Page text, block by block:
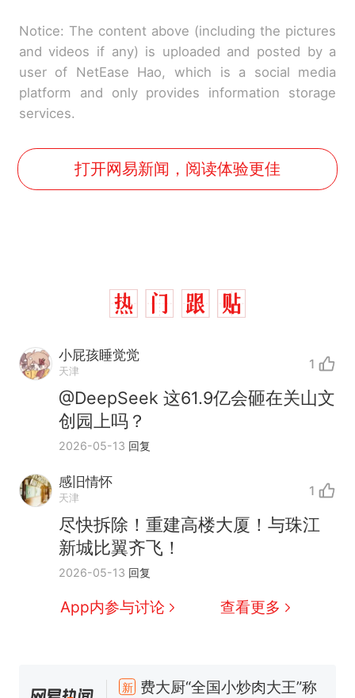
Notice: The content above (including the pictures
and videos if any) is uploaded and posted by a
user of NetEase Hao, which is a social media
platform and only provides information storage
services.
打开网易新闻，阅读体验更佳
小屁孩睡觉觉
天津 1
@DeepSeek 这61.9亿会砸在关山文
创园上吗？
2026-05-13 回复
感旧情怀
天津 1
尽快拆除！重建高楼大厦！与珠江
新城比翼齐飞！
2026-05-13 回复
App内参与讨论 查看更多
传，院方回应：喻良教授已卸
新
费大厨“全国小炒肉大王”称